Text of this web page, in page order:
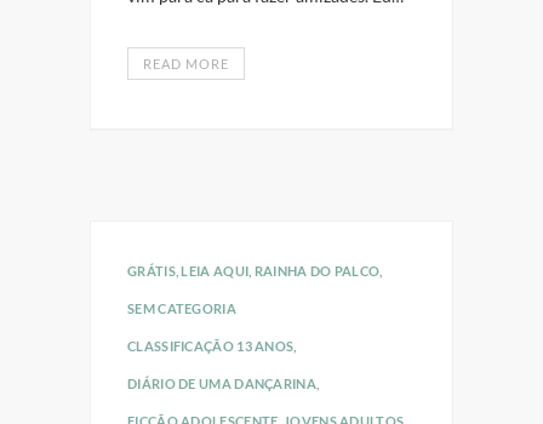
READ MORE
GRÁTIS,LEIA AQUI RAINHA DO PALCO
SEM CATEGORIA
CLASSIFICAÇÃO 13 ANOS
DIÁRIO DE UMA DANÇARINA,